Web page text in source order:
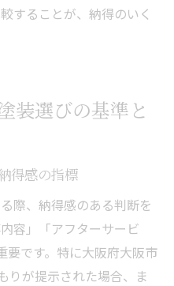
することが、納得のいく
装選びの基準と
得感の指標
際、納得感のある判断を
容」「アフターサービ
要です。特に大阪府大阪市
りが提示された場合、ま